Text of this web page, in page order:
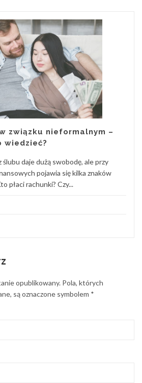
związku nieformalnym –
wiedzieć?
ślubu daje dużą swobodę, ale przy
pojawia się kilka znaków
płaci rachunki? Czy...
opublikowany. Pola, których
są oznaczone symbolem *